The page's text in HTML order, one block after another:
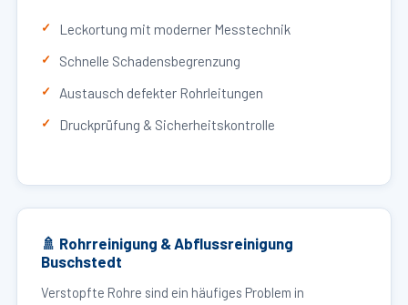
Leckortung mit moderner Messtechnik
Schnelle Schadensbegrenzung
Austausch defekter Rohrleitungen
Druckprüfung & Sicherheitskontrolle
🚿 Rohrreinigung & Abflussreinigung
Buschstedt
Verstopfte Rohre sind ein häufiges Problem in